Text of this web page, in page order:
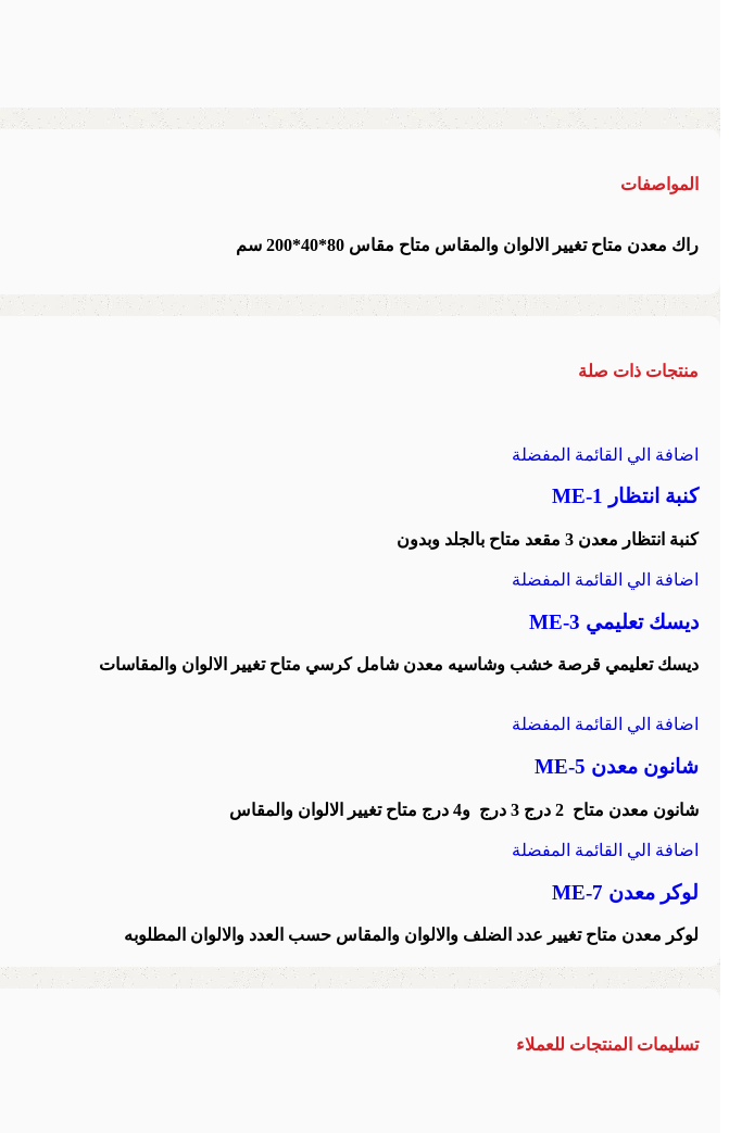
المواصفات
راك معدن متاح تغيير الالوان والمقاس متاح مقاس 80*40*200 سم
منتجات ذات صلة
اضافة الي القائمة المفضلة
كنبة انتظار ME-1
كنبة انتظار معدن 3 مقعد متاح بالجلد وبدون
اضافة الي القائمة المفضلة
ديسك تعليمي ME-3
ديسك تعليمي قرصة خشب وشاسيه معدن شامل كرسي متاح تغيير الالوان والمقاسات
اضافة الي القائمة المفضلة
شانون معدن ME-5
شانون معدن متاح 2 درج 3 درج و4 درج متاح تغيير الالوان والمقاس
اضافة الي القائمة المفضلة
لوكر معدن ME-7
لوكر معدن متاح تغيير عدد الضلف والالوان والمقاس حسب العدد والالوان المطلوبه
تسليمات المنتجات للعملاء